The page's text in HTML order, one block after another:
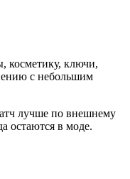
косметику, ключи,
с небольшим
лучше по внешнему
остаются в моде.